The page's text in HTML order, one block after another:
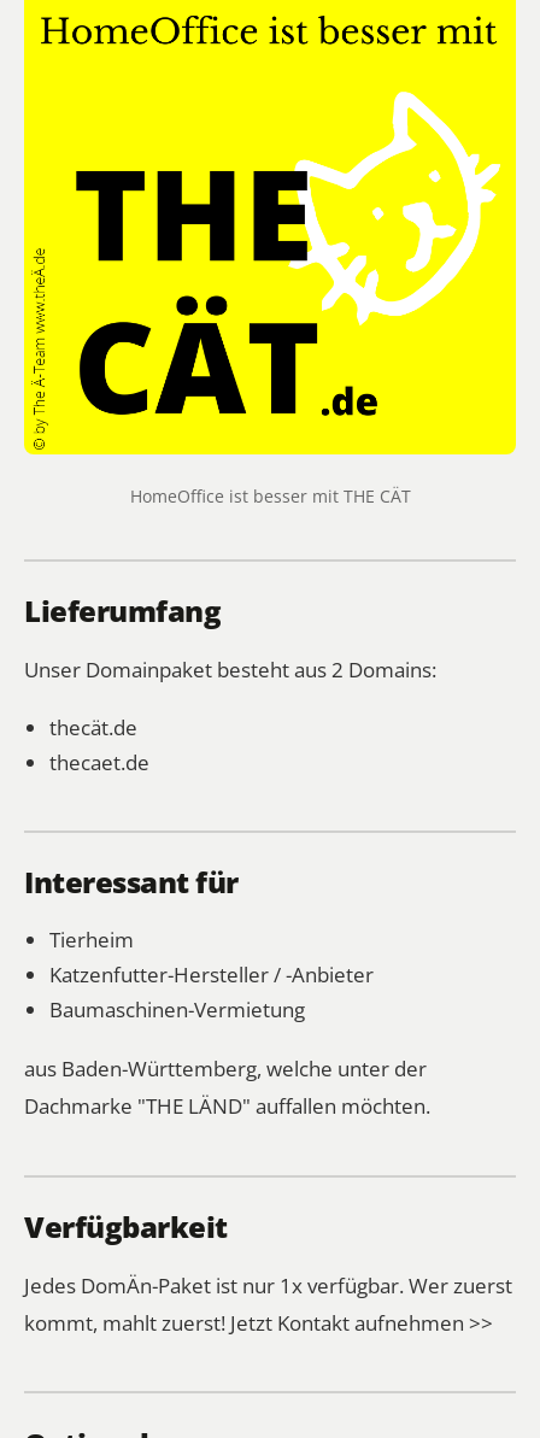
HomeOffice ist besser mit THE CÄT
Lieferumfang
Unser Domainpaket besteht aus 2 Domains:
thecät.de
thecaet.de
Interessant für
Tierheim
Katzenfutter-Hersteller / -Anbieter
Baumaschinen-Vermietung
aus Baden-Württemberg, welche unter der
Dachmarke "THE LÄND" auffallen möchten.
Verfügbarkeit
Jedes DomÄn-Paket ist nur 1x verfügbar. Wer zuerst
kommt, mahlt zuerst! Jetzt Kontakt aufnehmen >>